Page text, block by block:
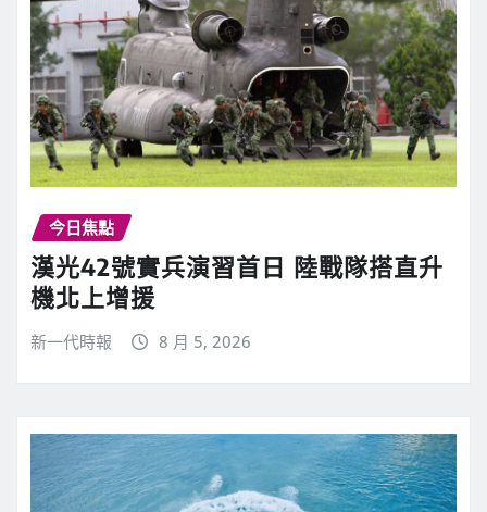
今日焦點
漢光42號實兵演習首日 陸戰隊搭直升
機北上增援
新一代時報 8 月 5, 2026